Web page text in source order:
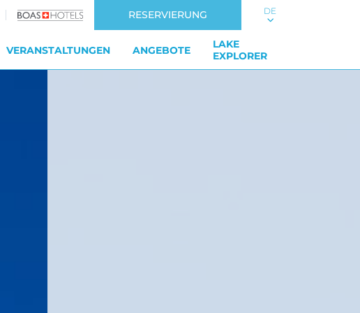
RESERVIERUNG DE
VERANSTALTUNGEN ANGEBOTE
LAKE
EXPLORER